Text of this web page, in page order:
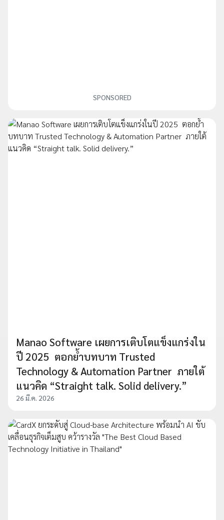
SPONSORED
Manao Software เผยการเติบโตแข็งแกร่งใน
ปี 2025 ตอกย้ำบทบาท Trusted
Technology & Automation Partner ภายใต้
แนวคิด “Straight talk. Solid delivery.”
26 มี.ค. 2026